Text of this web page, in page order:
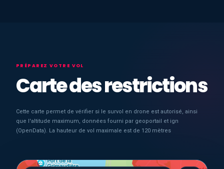
PRÉPAREZ VOTRE VOL
Carte des restrictions
Cette carte permet de vérifier si le survol en drone est autorisé, ainsi
que l'altitude maximum, données fourni par geoportail et ign
(OpenData). La hauteur de vol maximale est de 120 mètres